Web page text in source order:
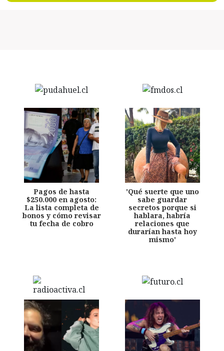
Pagos de hasta
$250.000 en agosto:
La lista completa de
bonos y cómo revisar
tu fecha de cobro
'Qué suerte que uno
sabe guardar
secretos porque si
hablara, habría
relaciones que
durarían hasta hoy
mismo'